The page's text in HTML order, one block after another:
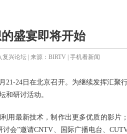
盛宴即将开始
复兴论坛| 来源：BIRTV | 手机看新闻
24日在北京召开。为继续发挥汇聚
和研讨活动。
新技术，制作出更多优质的影片；
会”邀请CNTV、国际广播电台、